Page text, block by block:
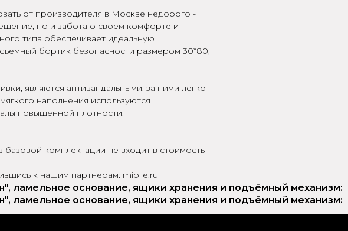
от производителя в Москве недорого -
но и забота о своем комфорте и
типа обеспечивает идеальную
бортик безопасности размером 30*80,
являются антивандальными, за ними легко
наполнения используются
повышенной плотности.
комплектации не входит в стоимость
к нашим партнёрам: miolle.ru
ламельное основание, ящики хранения и подъёмный механизм:
ламельное основание, ящики хранения и подъёмный механизм: